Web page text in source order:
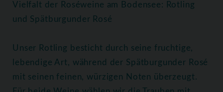
Vielfalt der Roséweine am Bodensee: Rotling
und Spätburgunder Rosé
Unser Rotling besticht durch seine fruchtige,
lebendige Art, während der Spätburgunder Rosé
mit seinen feinen, würzigen Noten überzeugt.